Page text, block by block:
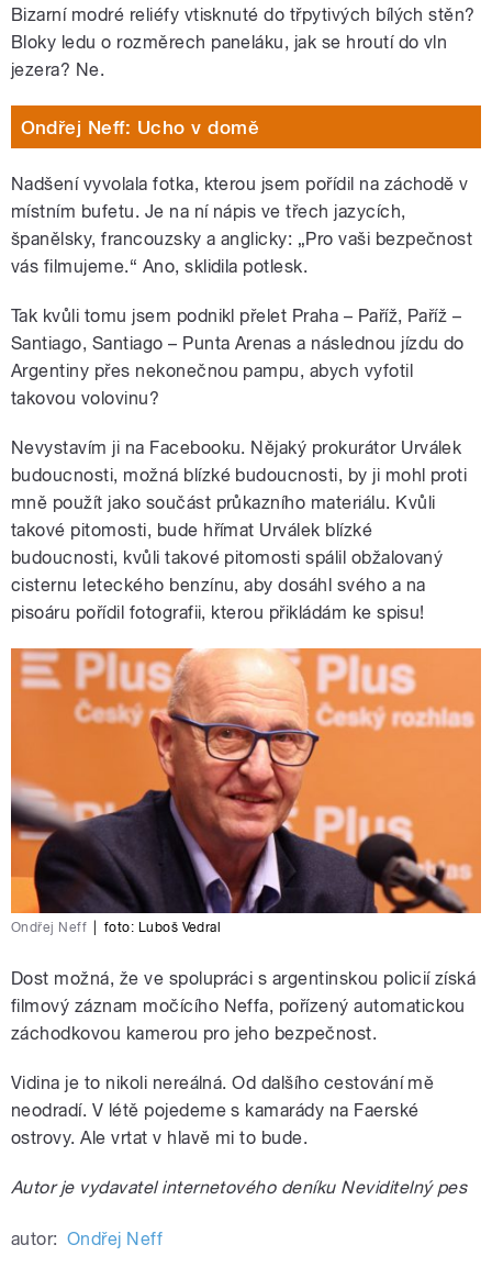
Bizarní modré reliéfy vtisknuté do třpytivých bílých stěn?
Bloky ledu o rozměrech paneláku, jak se hroutí do vln
jezera? Ne.
Ondřej Neff: Ucho v domě
Nadšení vyvolala fotka, kterou jsem pořídil na záchodě v
místním bufetu. Je na ní nápis ve třech jazycích,
španělsky, francouzsky a anglicky: „Pro vaši bezpečnost
vás filmujeme.“ Ano, sklidila potlesk.
Tak kvůli tomu jsem podnikl přelet Praha – Paříž, Paříž –
Santiago, Santiago – Punta Arenas a následnou jízdu do
Argentiny přes nekonečnou pampu, abych vyfotil
takovou volovinu?
Nevystavím ji na Facebooku. Nějaký prokurátor Urválek
budoucnosti, možná blízké budoucnosti, by ji mohl proti
mně použít jako součást průkazního materiálu. Kvůli
takové pitomosti, bude hřímat Urválek blízké
budoucnosti, kvůli takové pitomosti spálil obžalovaný
cisternu leteckého benzínu, aby dosáhl svého a na
pisoáru pořídil fotografii, kterou přikládám ke spisu!
Ondřej Neff foto: Luboš Vedral
Dost možná, že ve spolupráci s argentinskou policií získá
filmový záznam močícího Neffa, pořízený automatickou
záchodkovou kamerou pro jeho bezpečnost.
Vidina je to nikoli nereálná. Od dalšího cestování mě
neodradí. V létě pojedeme s kamarády na Faerské
ostrovy. Ale vrtat v hlavě mi to bude.
Autor je vydavatel internetového deníku Neviditelný pes
autor: Ondřej Neff